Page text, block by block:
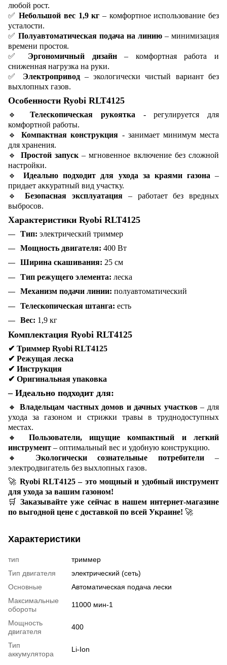
любой рост.
✅Небольшой вес 1,9 кг – комфортное использование без
усталости.
✅ Полуавтоматическая подача на линию – минимизация
времени простоя.
✅ Эргономичный дизайн– комфортная работа и
сниженная нагрузка на руки.
✅ Электропривод– экологически чистый вариант без
выхлопных газов.
Особенности Ryobi RLT4125
🔹Телескопическая рукоятка - регулируется для
комфортной работы.
🔹Компактная конструкция - занимает минимум места
для хранения.
🔹 Простой запуск– мгновенное включение без сложной
настройки.
🔹Идеально подходит для ухода за краями газона –
придает аккуратный вид участку.
🔹Безопасная эксплуатация – работает без вредных
выбросов.
Характеристики Ryobi RLT4125
Тип: электрический триммер
Мощность двигателя: 400 Вт
Ширина скашивания: 25 см
Тип режущего элемента: леска
Механизм подачи линии: полуавтоматический
Телескопическая штанга: есть
Вес: 1,9 кг
Комплектация Ryobi RLT4125
✔ Триммер Ryobi RLT4125
✔ Режущая леска
✔ Инструкция
✔ Оригинальная упаковка
– Идеально подходит для:
🔸Владельцам частных домов и дачных участков– для
ухода за газоном и стрижки травы в труднодоступных
местах.
🔸 Пользователи, ищущие компактный и легкий
инструмент – оптимальный вес и удобную конструкцию.
🔸 Экологически сознательные потребители –
электродвигатель без выхлопных газов.
🚀 Ryobi RLT4125 – это мощный и удобный инструмент
для ухода за вашим газоном!
🛒Заказывайте уже сейчас в нашем интернет-магазине
по выгодной цене с доставкой по всей Украине! 🚀
Характеристики
тип
триммер
Тип двигателя
электрический (сеть)
Основные
Автоматическая подача лески
Максимальные
обороты
11000 мин-1
Мощность
двигателя
400
Тип
аккумулятора
Li-Ion